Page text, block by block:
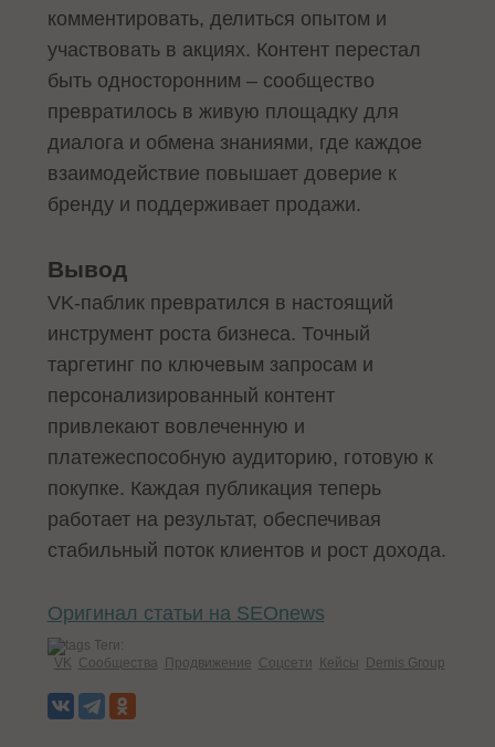
комментировать, делиться опытом и
участвовать в акциях. Контент перестал
быть односторонним – сообщество
превратилось в живую площадку для
диалога и обмена знаниями, где каждое
взаимодействие повышает доверие к
бренду и поддерживает продажи.
Вывод
VK-паблик превратился в настоящий
инструмент роста бизнеса. Точный
таргетинг по ключевым запросам и
персонализированный контент
привлекают вовлеченную и
платежеспособную аудиторию, готовую к
покупке. Каждая публикация теперь
работает на результат, обеспечивая
стабильный поток клиентов и рост дохода.
Оригинал статьи на SEOnews
Теги:
VK Сообщества Продвижение Соцсети Кейсы Demis Group